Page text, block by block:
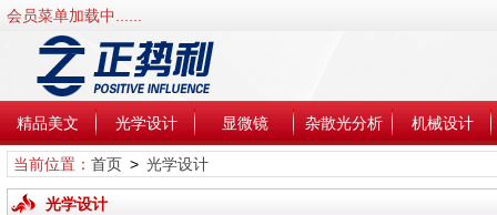
会员菜单加载中......
精品美文 光学设计 显微镜 杂散光分析 机械设计
当前位置： 首页> 光学设计
光学设计